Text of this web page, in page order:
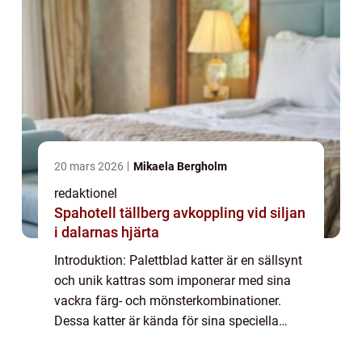
20 mars 2026 Mikaela Bergholm
redaktionel
Spahotell tällberg avkoppling vid siljan
i dalarnas hjärta
Introduktion: Palettblad katter är en sällsynt
och unik kattras som imponerar med sina
vackra färg- och mönsterkombinationer.
Dessa katter är kända för sina speciella